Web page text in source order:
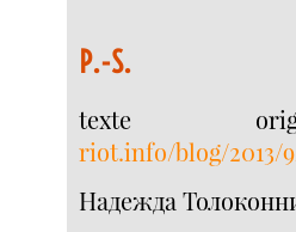
P.-S.
texte
riot.info/blog/2013/
Надежда